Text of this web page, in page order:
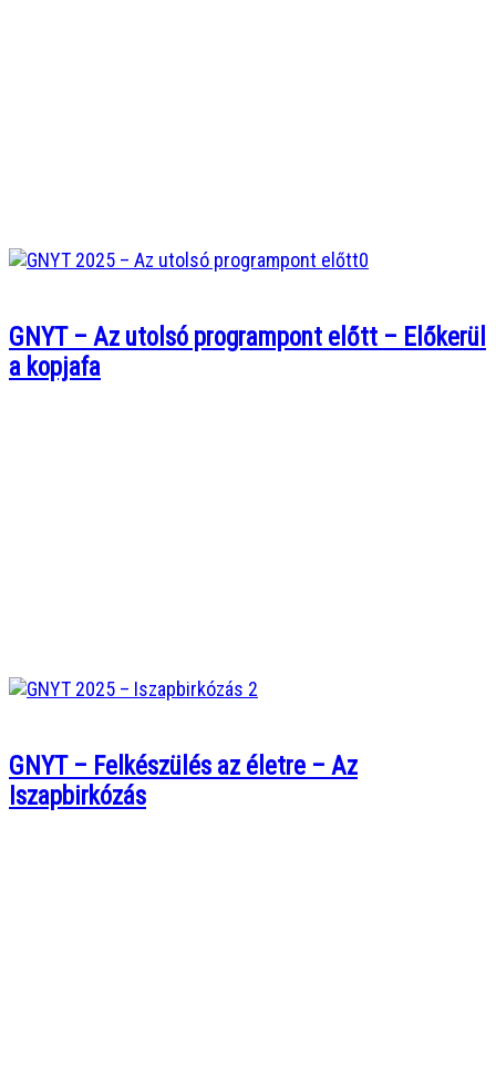
GNYT – Az utolsó programpont előtt – Előkerül
a kopjafa
GNYT – Felkészülés az életre – Az
Iszapbirkózás